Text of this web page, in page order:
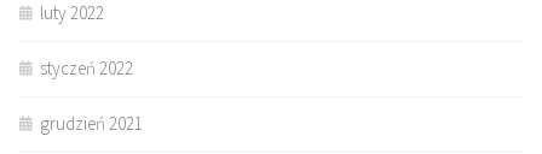
luty 2022
styczeń 2022
grudzień 2021